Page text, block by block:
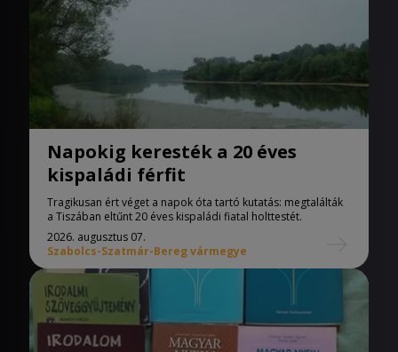
Napokig keresték a 20 éves
kispaládi férfit
Tragikusan ért véget a napok óta tartó kutatás: megtalálták
a Tiszában eltűnt 20 éves kispaládi fiatal holttestét.
2026. augusztus 07.
Szabolcs-Szatmár-Bereg vármegye